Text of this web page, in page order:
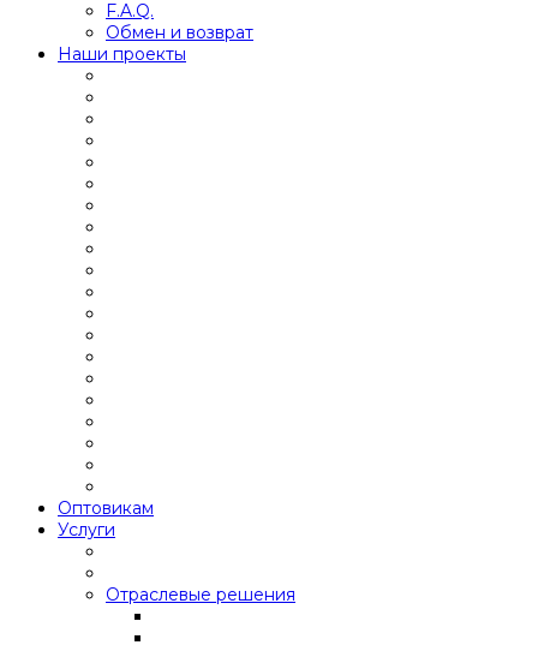
F.A.Q.
Обмен и возврат
Наши проекты
Оптовикам
Услуги
Отраслевые решения